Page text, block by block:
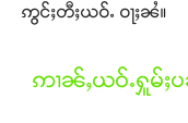
ဢွင်ႈတီႈယဝ်ႉ ဝႃႈၼႆ။
ဢၢၼ်ႇယဝ်ႉႁူမ်